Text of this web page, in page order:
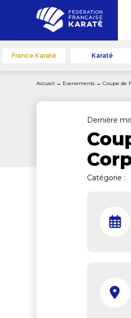
France Karaté Karaté
Accueil → Evenements → Coupe de
Dernière
Catégorie :